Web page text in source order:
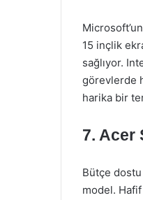
15 inçlik
sağlıyor.
görevlerde
harika bir
7. Acer
Bütçe
model. Hafif